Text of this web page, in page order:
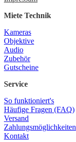
Miete Technik
Kameras
Objektive
Audio
Zubehör
Gutscheine
Service
So funktioniert's
Häufige Fragen (FAQ)
Versand
Zahlungsmöglichkeiten
Kontakt